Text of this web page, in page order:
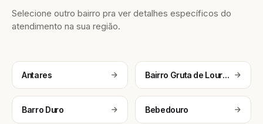
Selecione outro bairro pra ver detalhes específicos do
atendimento na sua região.
Antares Bairro Gruta de Lourdes
Barro Duro Bebedouro